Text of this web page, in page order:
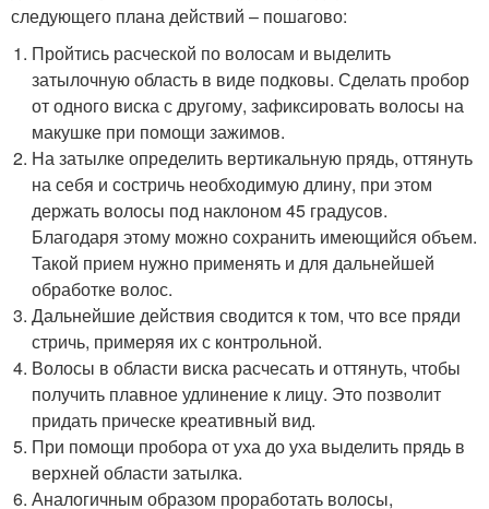
следующего плана действий – пошагово:
Пройтись расческой по волосам и выделить
затылочную область в виде подковы. Сделать пробор
от одного виска с другому, зафиксировать волосы на
макушке при помощи зажимов.
На затылке определить вертикальную прядь, оттянуть
на себя и состричь необходимую длину, при этом
держать волосы под наклоном 45 градусов.
Благодаря этому можно сохранить имеющийся объем.
Такой прием нужно применять и для дальнейшей
обработке волос.
Дальнейшие действия сводится к том, что все пряди
стричь, примеряя их с контрольной.
Волосы в области виска расчесать и оттянуть, чтобы
получить плавное удлинение к лицу. Это позволит
придать прическе креативный вид.
При помощи пробора от уха до уха выделить прядь в
верхней области затылка.
Аналогичным образом проработать волосы,